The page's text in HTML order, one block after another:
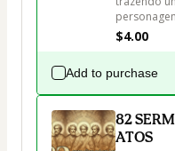
$4.00
Add to purchase
82
ATOS